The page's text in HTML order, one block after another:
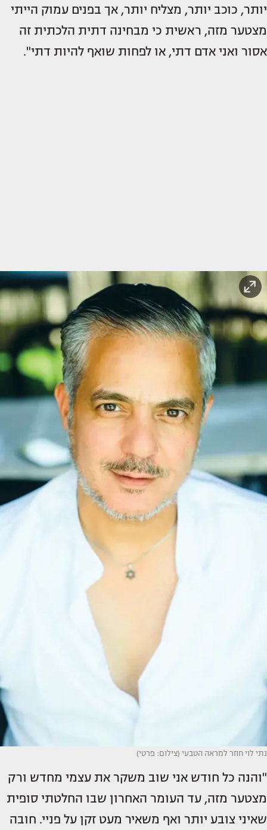
יותר, כוכב יותר, מצליח יותר, אך בפנים עמוק הייתי
מצטער מזה, ראשית כי מבחינה דתית הלכתית זה
אסור ואני אדם דתי, או לפחות שואף להיות דתי".
נתי לוי חוזר למראה הטבעי (צילום: פרטי)
"והנה כל חודש אני שוב משקר את עצמי מחדש ורק
מצטער מזה, עד העומר האחרון שבו החלטתי סופית
שאיני צובע יותר ואף משאיר מעט זקן על פניי. חובה